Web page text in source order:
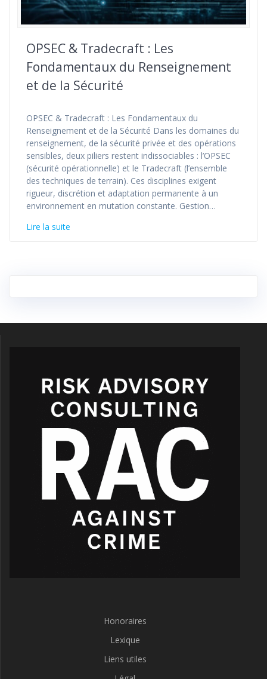
OPSEC & Tradecraft : Les
Fondamentaux du Renseignement
et de la Sécurité
OPSEC & Tradecraft : Les Fondamentaux du
Renseignement et de la Sécurité Dans les domaines du
renseignement, de la sécurité privée et des opérations
sensibles, deux piliers restent indissociables : l’OPSEC
(sécurité opérationnelle) et le Tradecraft (l’ensemble
des techniques de terrain). Ces disciplines exigent
rigueur, discrétion et adaptation permanente à un
environnement en mutation constante. Gestion…
Lire la suite
Honoraires
Lexique
Liens utiles